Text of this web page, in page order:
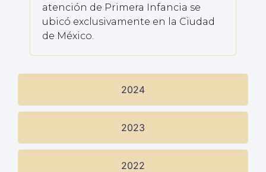
2024
2023
2022
atención de Primera Infancia se
ubicó exclusivamente en la Ciudad
de México.